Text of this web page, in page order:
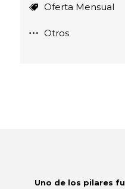
Oferta Mensual
Otros
Uno de los pilares